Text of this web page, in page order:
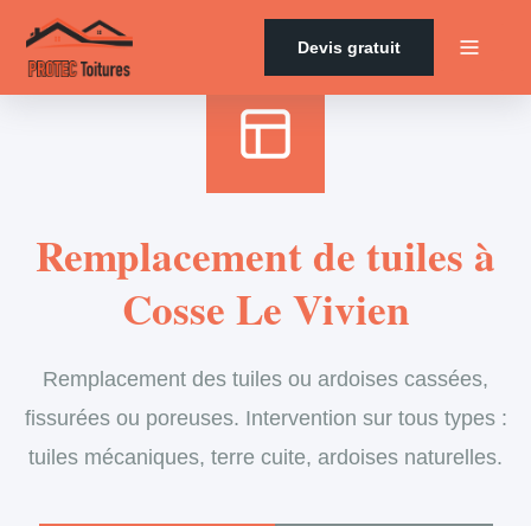
Devis gratuit
Remplacement de tuiles à
Cosse Le Vivien
Remplacement des tuiles ou ardoises cassées,
fissurées ou poreuses. Intervention sur tous types :
tuiles mécaniques, terre cuite, ardoises naturelles.